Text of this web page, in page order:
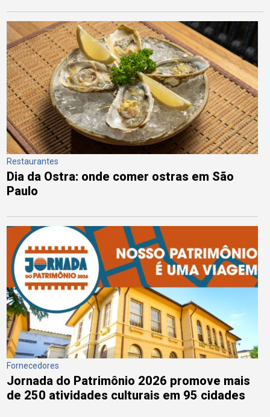
Restaurantes
Dia da Ostra: onde comer ostras em São
Paulo
Fornecedores
Jornada do Patrimônio 2026 promove mais
de 250 atividades culturais em 95 cidades